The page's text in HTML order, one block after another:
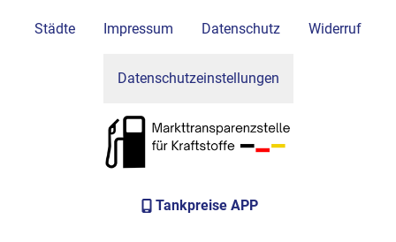
Städte Impressum Datenschutz Widerruf
Datenschutzeinstellungen
Tankpreise APP